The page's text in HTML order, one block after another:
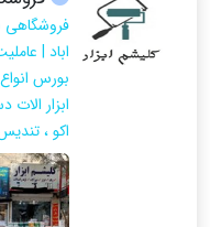
فروشگاهی
اباد |
بورس
ابزار الات
اکو ،